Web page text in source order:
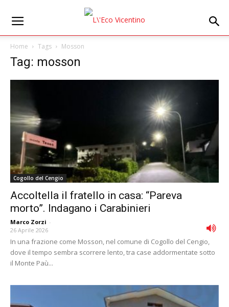
Home Tags Mosson
Tag: mosson
Cogollo del Cengio
Accoltella il fratello in casa: “Pareva
morto”. Indagano i Carabinieri
Marco Zorzi -
26 Aprile 2026
In una frazione come Mosson, nel comune di Cogollo del Cengio,
dove il tempo sembra scorrere lento, tra case addormentate sotto
il Monte Paù...